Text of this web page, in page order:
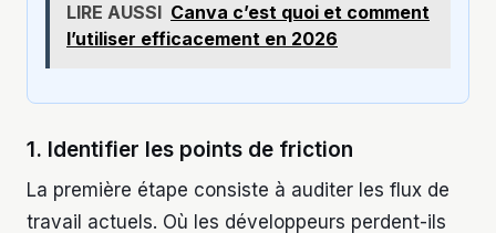
LIRE AUSSI Canva c’est quoi et comment
l’utiliser efficacement en 2026
1. Identifier les points de friction
La première étape consiste à auditer les flux de
travail actuels. Où les développeurs perdent-ils